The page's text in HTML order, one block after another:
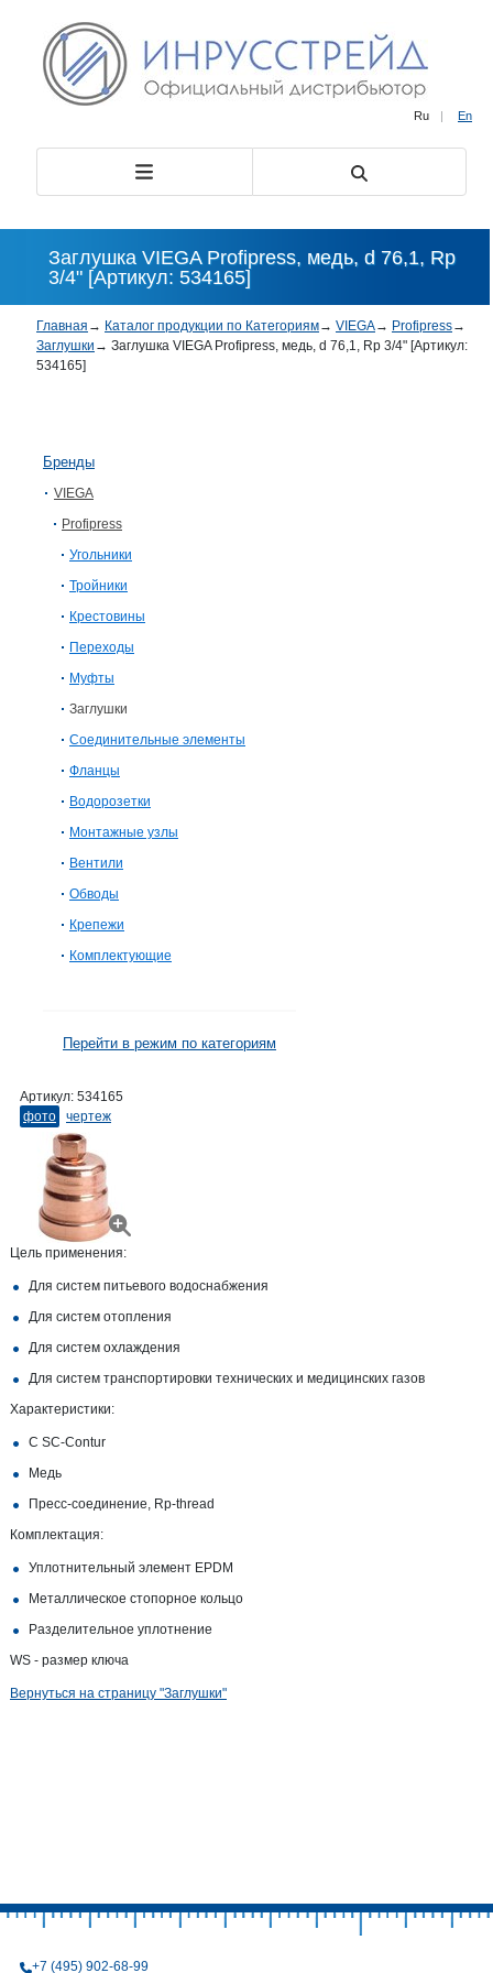
Ru | En
Заглушка VIEGA Profipress, медь, d 76,1, Rp
3/4" [Артикул: 534165]
Главная → Каталог продукции по Категориям→ VIEGA→ Profipress→
Заглушки → Заглушка VIEGA Profipress, медь, d 76,1, Rp 3/4" [Артикул:
534165]
Бренды
VIEGA
Profipress
Угольники
Тройники
Крестовины
Переходы
Муфты
Заглушки
Соединительные элементы
Фланцы
Водорозетки
Монтажные узлы
Вентили
Обводы
Крепежи
Комплектующие
Перейти в режим по категориям
Артикул: 534165
фото
чертеж
Цель применения:
Для систем питьевого водоснабжения
Для систем отопления
Для систем охлаждения
Для систем транспортировки технических и медицинских газов
Характеристики:
С SC‑Contur
Медь
Пресс-соединение, Rp-​thread
Комплектация:
Уплотнительный элемент EPDM
Металлическое стопорное кольцо
Разделительное уплотнение
WS - размер ключа
Вернуться на страницу "Заглушки"
+7 (495) 902-68-99